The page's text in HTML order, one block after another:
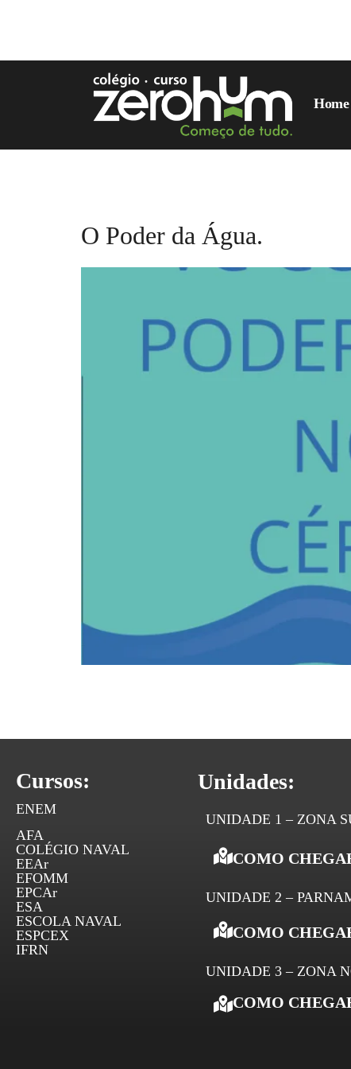
Home
O Poder da Água.
Cursos:
ENEM
AFA
COLÉGIO NAVAL
EEAr
EFOMM
EPCAr
ESA
ESCOLA NAVAL
ESPCEX
IFRN
Unidades:
UNIDADE 1 – ZONA
COMO
UNIDADE 2 –
COMO
UNIDADE 3 – ZONA
COMO